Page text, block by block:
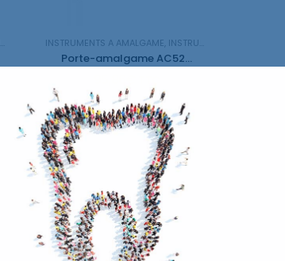
INSTRUMENTS A AMALGAME INSTRUMENTS RESTAURATION
Porte-amalgame AC5203